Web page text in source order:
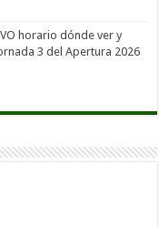
horario dónde ver y
3 del Apertura 2026